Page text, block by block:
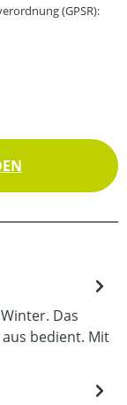
(GPSR):
Das
bedient. Mit